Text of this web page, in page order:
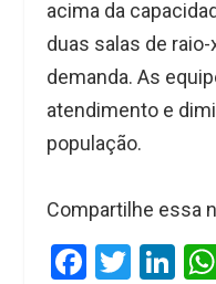
acima da
duas salas de
demanda. As
atendimento e
população.
Compartilhe essa
F
T
Li